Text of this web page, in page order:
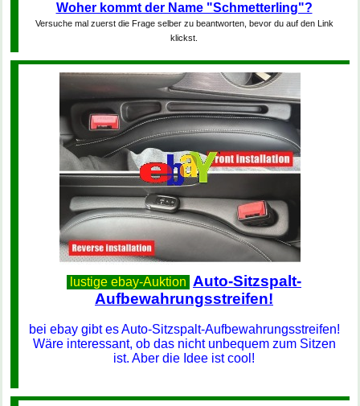
Woher kommt der Name "Schmetterling"?
Versuche mal zuerst die Frage selber zu beantworten, bevor du auf den Link
klickst.
lustige ebay-Auktion Auto-Sitzspalt-
Aufbewahrungsstreifen!
bei ebay gibt es Auto-Sitzspalt-Aufbewahrungsstreifen!
Wäre interessant, ob das nicht unbequem zum Sitzen
ist. Aber die Idee ist cool!